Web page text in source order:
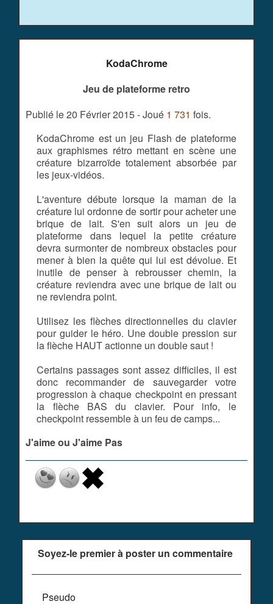
KodaChrome
Jeu de plateforme retro
Publié le 20 Février 2015 - Joué 1 731 fois.
KodaChrome est un jeu Flash de plateforme
aux graphismes rétro mettant en scène une
créature bizarroïde totalement absorbée par
les jeux-vidéos.
L'aventure débute lorsque la maman de la
créature lui ordonne de sortir pour acheter une
brique de lait. S'en suit alors un jeu de
plateforme dans lequel la petite créature
devra surmonter de nombreux obstacles pour
mener à bien la quête qui lui est dévolue. Et
inutile de penser à rebrousser chemin, la
créature reviendra avec une brique de lait ou
ne reviendra point.
Utilisez les flèches directionnelles du clavier
pour guider le héro. Une double pression sur
la flèche HAUT actionne un double saut !
Certains passages sont assez difficiles, il est
donc recommander de sauvegarder votre
progression à chaque checkpoint en pressant
la flèche BAS du clavier. Pour info, le
checkpoint ressemble à un feu de camps...
J'aime ou J'aime Pas
Soyez-le premier à poster un commentaire
Pseudo